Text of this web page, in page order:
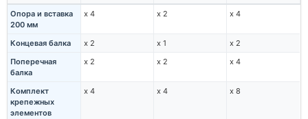
Опора и вставка
200 мм
x 4 x 2 x 4
Концевая балка x 2 x 1
x 2
Поперечная
балка
x 2 x 2 x 4
Комплект
крепежных
элементов
x 4 x 4 x 8